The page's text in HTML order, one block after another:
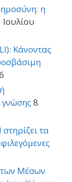
η
Ιουλίου
Κάνοντας
8
τα
των Μέσων